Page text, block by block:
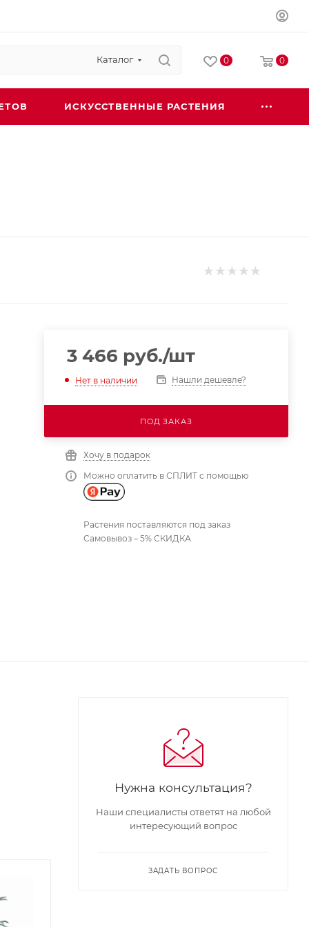
Каталог 0 0
ИСКУССТВЕННЫЕ РАСТЕНИЯ
3 466 руб./шт
Нет в наличии Нашли дешевле?
ПОД ЗАКАЗ
Хочу в подарок
Можно оплатить в СПЛИТ с помощью
Растения поставляются под заказ
Самовывоз – 5% СКИДКА
Нужна консультация?
Наши специалисты ответят на любой
интересующий вопрос
ЗАДАТЬ ВОПРОС